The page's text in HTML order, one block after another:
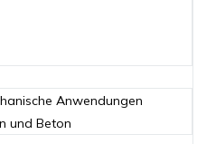
Anwendungen
und Beton